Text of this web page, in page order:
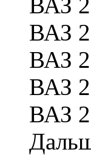
ВАЗ
ВАЗ
ВАЗ
ВАЗ